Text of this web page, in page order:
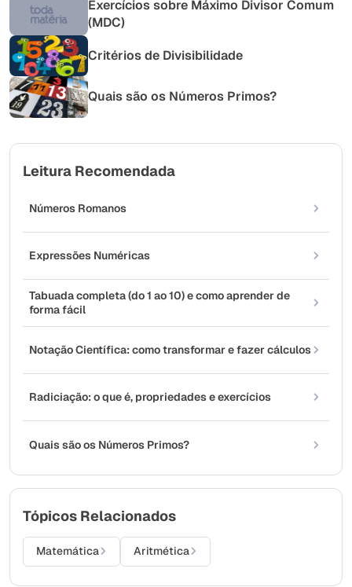
Exercícios sobre Máximo Divisor Comum
(MDC)
Critérios de Divisibilidade
Quais são os Números Primos?
Leitura Recomendada
Números Romanos
Expressões Numéricas
Tabuada completa (do 1 ao 10) e como aprender de
forma fácil
Notação Científica: como transformar e fazer cálculos
Radiciação: o que é, propriedades e exercícios
Quais são os Números Primos?
Tópicos Relacionados
Matemática Aritmética